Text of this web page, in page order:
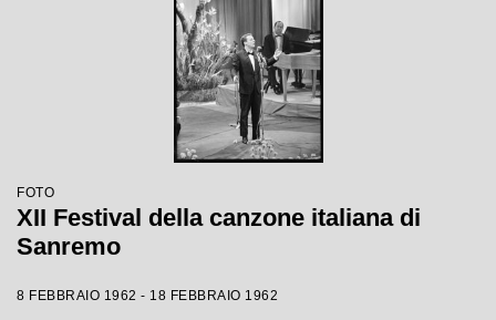
FOTO
XII Festival della canzone italiana di
Sanremo
8 FEBBRAIO 1962 - 18 FEBBRAIO 1962